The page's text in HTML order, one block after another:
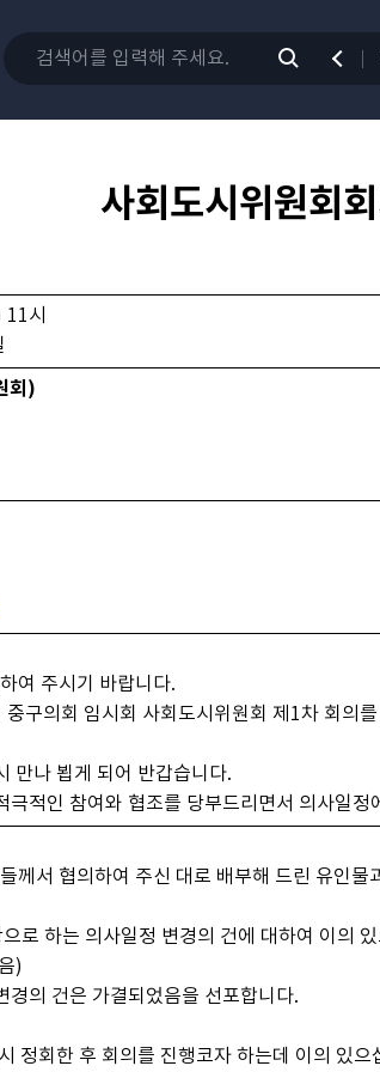
사회도시위원회
시
회)
여 주시기 바랍니다.
구의회 임시회 사회도시위원회 제1차 회의
만나 뵙게 되어 반갑습니다.
극적인 참여와 협조를 당부드리면서 의사일
께서 협의하여 주신 대로 배부해 드린 유인
로 하는 의사일정 변경의 건에 대하여 이의
)
경의 건은 가결되었음을 선포합니다.
정회한 후 회의를 진행코자 하는데 이의 있으